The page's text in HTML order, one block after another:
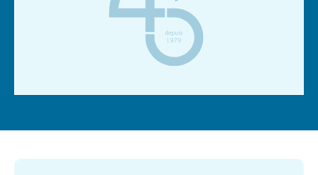
Se connecter
Nous soutenir